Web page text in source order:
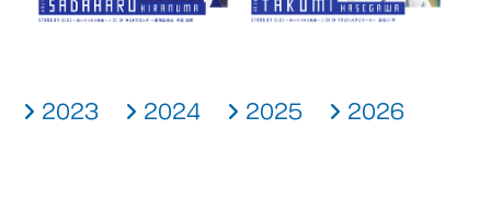
2023 2024 2025 2026